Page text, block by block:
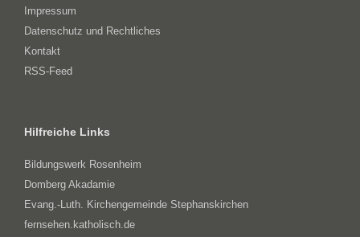
Impressum
Datenschutz und Rechtliches
Kontakt
RSS-Feed
Hilfreiche Links
Bildungswerk Rosenheim
Domberg Akadamie
Evang.-Luth. Kirchengemeinde Stephanskirchen
fernsehen.katholisch.de